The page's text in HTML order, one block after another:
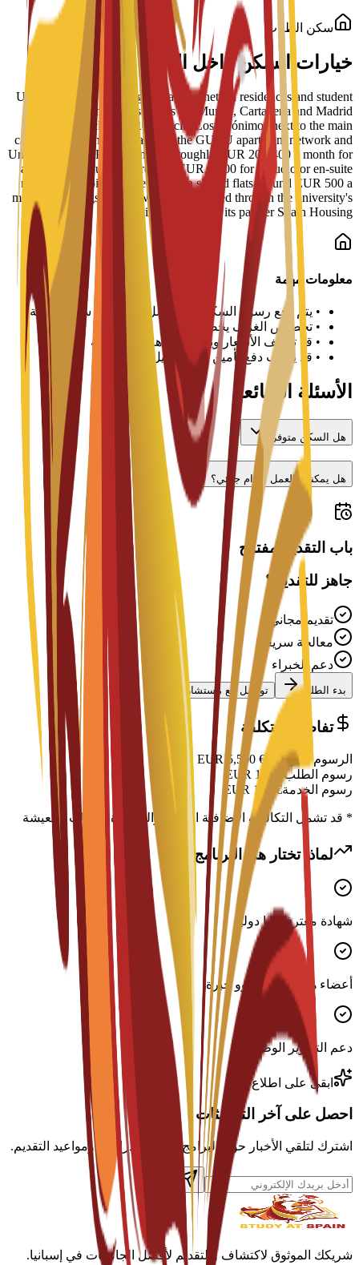
سكن الطلاب
خيارات السكن داخل الحرم الجامعي
UCAM Student Housing manages nineteen residences and student
apartment blocks across the Murcia, Cartagena and Madrid
campuses, including Residencial Los Jerónimos next to the main
campus, Residencia Micampus, the GURU apartment network and
Unity CoLiving. Prices run from roughly EUR 200-400 a month for
a shared place up to more than EUR 1,000 for a studio or en-suite
room, with typical single rooms in shared flats around EUR 500 a
month. Bookings and viewings are handled through the university's
housing service and its partner Spain Housing.
معلومات مهمة
• يتم دفع رسوم السكن لكل فصل دراسي أو سنة دراسية
• تخصيص الغرف يخضع للتوافر
• قد تختلف الأسعار ويجب تأكيدها مع الجامعة
• قد يطلب دفع تأمين عند تسجيل الوصول
الأسئلة الشائعة
هل السكن متوفر؟
هل يمكنني العمل بدوام جزئي؟
باب التقديم مفتوح
جاهز للتقديم؟
تقديم مجاني
معالجة سريعة
دعم الخبراء
بدء الطلب تواصل مع مستشار
تفاصيل التكلفة
الرسوم الدراسية €
5,500
EUR
رسوم الطلب
150
رسوم الخدمة€
150
* قد تشمل التكاليف الإضافية الإقامة والتأشيرة ونفقات المعيشة
لماذا تختار هذا البرنامج؟
شهادة معترف بها دوليًا
أعضاء هيئة تدريس ذوو خبرة
دعم التطوير الوظيفي
ابقى على اطلاع
احصل على آخر التحديثات
اشترك لتلقي الأخبار حول البرامج والمنح الدراسية ومواعيد التقديم.
شريكك الموثوق لاكتشاف والتقديم لأفضل الجامعات في إسبانيا.